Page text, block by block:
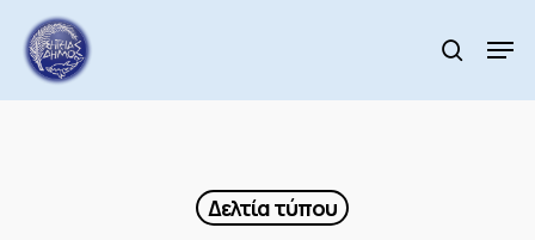
main
content
search
Δελτία τύπου
Menu